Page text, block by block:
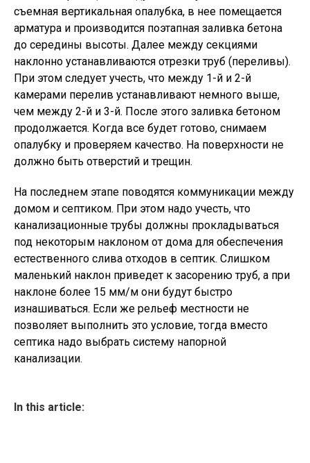
съемная вертикальная опалубка, в нее помещается
арматура и производится поэтапная заливка бетона
до середины высоты. Далее между секциями
наклонно устанавливаются отрезки труб (переливы).
При этом следует учесть, что между 1-й и 2-й
камерами перелив устанавливают немного выше,
чем между 2-й и 3-й. После этого заливка бетоном
продолжается. Когда все будет готово, снимаем
опалубку и проверяем качество. На поверхности не
должно быть отверстий и трещин.
На последнем этапе поводятся коммуникации между
домом и септиком. При этом надо учесть, что
канализационные трубы должны прокладываться
под некоторым наклоном от дома для обеспечения
естественного слива отходов в септик. Слишком
маленький наклон приведет к засорению труб, а при
наклоне более 15 мм/м они будут быстро
изнашиваться. Если же рельеф местности не
позволяет выполнить это условие, тогда вместо
септика надо выбрать систему напорной
канализации.
In this article: